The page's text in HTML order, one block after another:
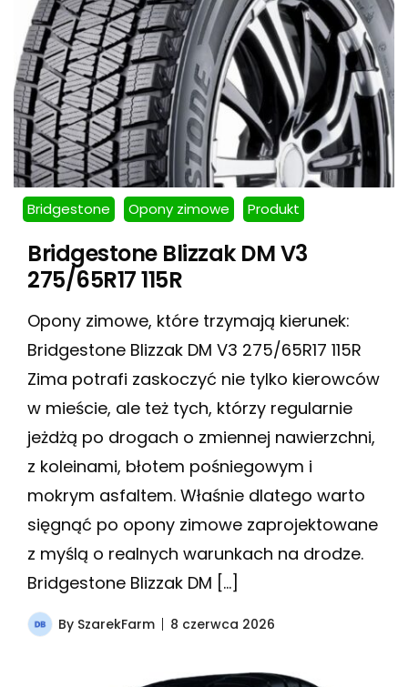
Bridgestone Opony zimowe Produkt
Bridgestone Blizzak DM V3
275/65R17 115R
Opony zimowe, które trzymają kierunek:
Bridgestone Blizzak DM V3 275/65R17 115R
Zima potrafi zaskoczyć nie tylko kierowców
w mieście, ale też tych, którzy regularnie
jeżdżą po drogach o zmiennej nawierzchni,
z koleinami, błotem pośniegowym i
mokrym asfaltem. Właśnie dlatego warto
sięgnąć po opony zimowe zaprojektowane
z myślą o realnych warunkach na drodze.
Bridgestone Blizzak DM […]
By SzarekFarm 8 czerwca 2026